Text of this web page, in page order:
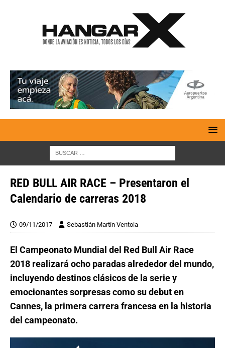
RED BULL AIR RACE – Presentaron el
Calendario de carreras 2018
09/11/2017 Sebastián Martín Ventola
El Campeonato Mundial del Red Bull Air Race
2018 realizará ocho paradas alrededor del mundo,
incluyendo destinos clásicos de la serie y
emocionantes sorpresas como su debut en
Cannes, la primera carrera francesa en la historia
del campeonato.